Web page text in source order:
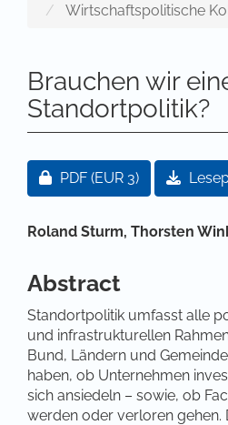
Wirtschaftspolitische
Brauchen wir
Standortpolitik?
Artikel-Sidebar
Zugang für Abonnent/
PDF (EUR 3)
Hauptsächlicher
Roland Sturm, Thorsten
Abstract
Standortpolitik umfasst alle
und infrastrukturellen
Bund, Ländern und
haben, ob Unternehmen
sich ansiedeln – sowie, ob
werden oder verloren gehen.